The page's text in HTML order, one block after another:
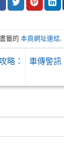
籤的本頁網址連結.
略：
車傳警訊